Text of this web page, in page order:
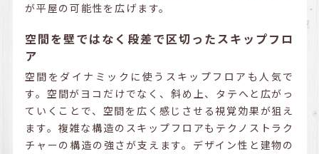
が平屋の可能性を広げます。
空間を壁ではなく段差で区切ったスキップフロ
ア
空間をダイナミックに使うスキップフロアも人気で
す。空間がヨコだけでなく、斜め上、タテへと広がっ
ていくことで、空間を広く感じさせる視覚効果が狙え
ます。複雑な構造のスキップフロアもテクノストラク
チャーの構造の強さが支えます。デザイン性と建物の